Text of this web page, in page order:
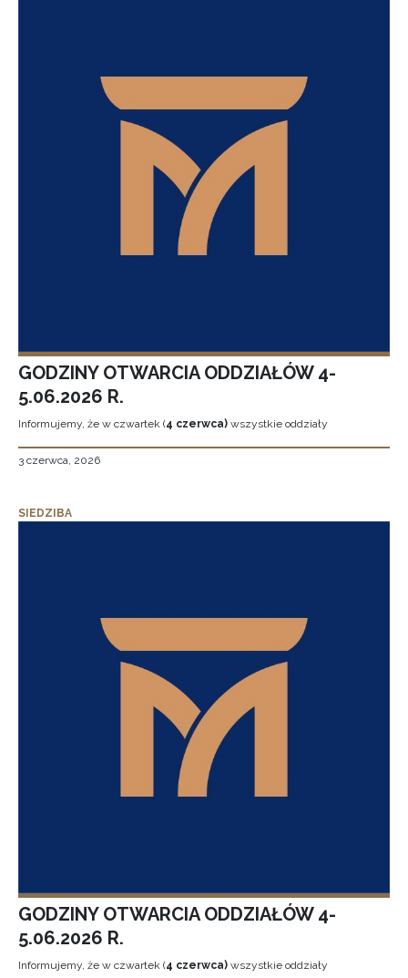
GODZINY OTWARCIA ODDZIAŁÓW 4-
5.06.2026 R.
Informujemy, że w czwartek (4 czerwca) wszystkie oddziały
3 czerwca, 2026
SIEDZIBA
GODZINY OTWARCIA ODDZIAŁÓW 4-
5.06.2026 R.
Informujemy, że w czwartek (4 czerwca) wszystkie oddziały